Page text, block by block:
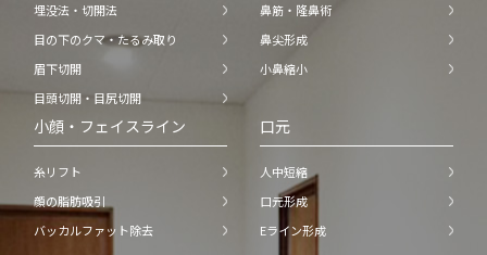
埋没法・切開法
目の下のクマ・たるみ取り
眉下切開
目頭切開・目尻切開
鼻筋・隆鼻術
鼻尖形成
小鼻縮小
小顔・フェイスライン
糸リフト
顔の脂肪吸引
バッカルファット除去
口元
人中短縮
口元形成
Eライン形成